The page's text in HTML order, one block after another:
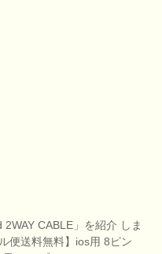
CABLE」を紹介 しま
便送料無料】ios用 8ピン